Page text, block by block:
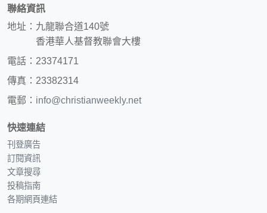
聯絡資訊
地址：九龍聯合道140號
香港華人基督教聯會大樓
電話：23374171
傳真：23382314
電郵： info@christianweekly.net
快速連結
刊登廣告
訂閱資訊
文章搜尋
投稿指南
各期網頁連結